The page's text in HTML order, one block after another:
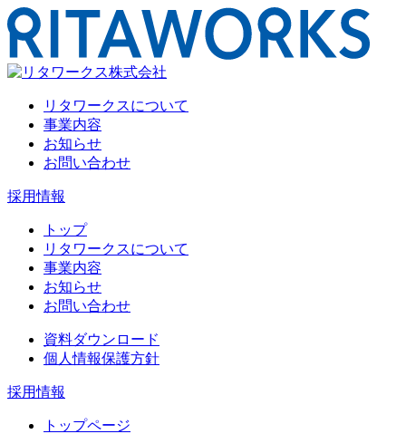
リタワークスについて
事業内容
お知らせ
お問い合わせ
採用情報
トップ
リタワークスについて
事業内容
お知らせ
お問い合わせ
資料ダウンロード
個人情報保護方針
採用情報
トップページ